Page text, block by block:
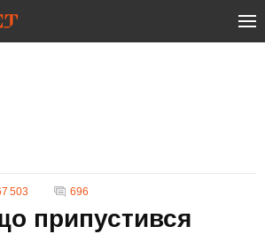
503 696
припустився